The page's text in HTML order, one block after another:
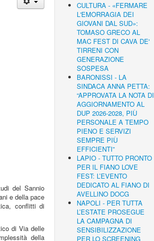
del Sannio
e della pace
conflitti di
di Via delle
della
CULTURA - «FERMARE
L'EMORRAGIA DEI
GIOVANI DAL SUD»:
TOMASO GRECO AL
MAC FEST DI CAVA DE'
TIRRENI CON
GENERAZIONE
SOSPESA
BARONISSI - LA
SINDACA ANNA PETTA:
“APPROVATA LA NOTA DI
AGGIORNAMENTO AL
DUP 2026-2028, PIÙ
PERSONALE A TEMPO
PIENO E SERVIZI
SEMPRE PIÙ
EFFICIENTI”
LAPIO - TUTTO PRONTO
PER IL FIANO LOVE
FEST: L’EVENTO
DEDICATO AL FIANO DI
AVELLINO DOCG
NAPOLI - PER TUTTA
L’ESTATE PROSEGUE
LA CAMPAGNA DI
SENSIBILIZZAZIONE
PER LO SCREENING